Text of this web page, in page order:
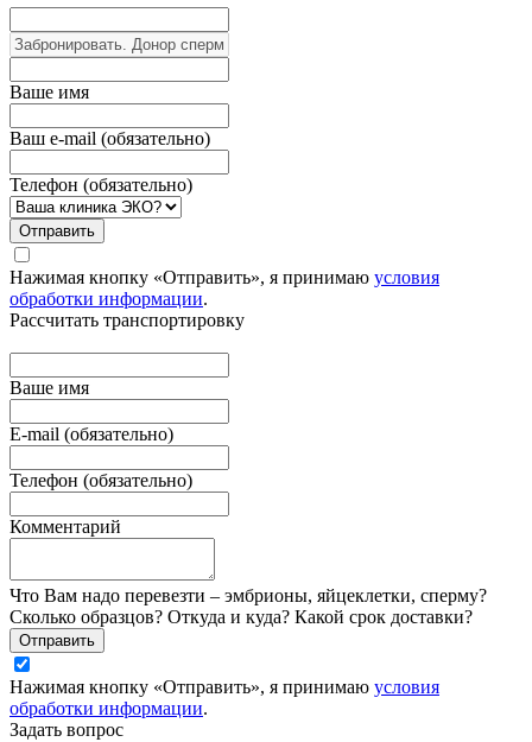
Вашe имя
Ваш e-mail (обязательно)
Телефон (обязательно)
Отправить
Нажимая кнопку «Отправить», я принимаю условия
обработки информации.
Рассчитать транспортировку
Ваше имя
E-mail (обязательно)
Телефон (обязательно)
Комментарий
Что Вам надо перевезти – эмбрионы, яйцеклетки, сперму?
Сколько образцов? Откуда и куда? Какой срок доставки?
Отправить
Нажимая кнопку «Отправить», я принимаю условия
обработки информации.
Задать вопрос